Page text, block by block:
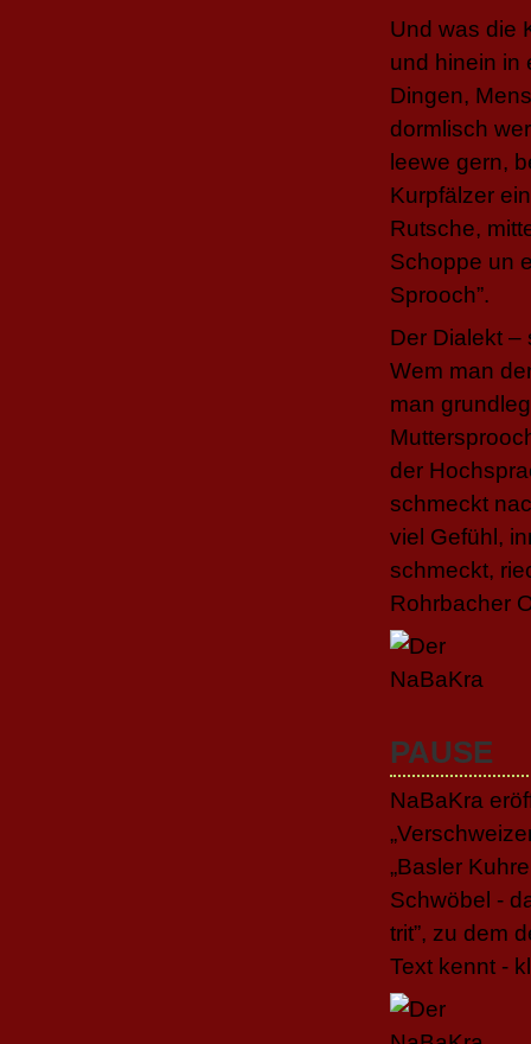
Und was die
und hinein in
Dingen,
dormlisch
leewe gern,
Kurpfälzer
Rutsche,
Schoppe un
Sprooch”.
Der Dialekt –
Wem man
man
der
schmeckt
viel Gefühl,
schmeckt,
Rohrbacher
PAUSE
NaBaKra
„Basler
Schwöbel -
trit”, zu dem
Text kennt -